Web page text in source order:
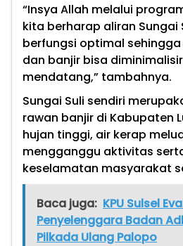
“Insya Allah melalui
kita berharap aliran
berfungsi optimal
dan banjir bisa
mendatang,” tambahnya.
Sungai Suli sendiri
rawan banjir di Kabupaten
hujan tinggi, air kerap
mengganggu aktivitas
keselamatan masyarakat
Baca juga: KPU Sulsel
Penyelenggara Badan
Pilkada Ulang Palopo